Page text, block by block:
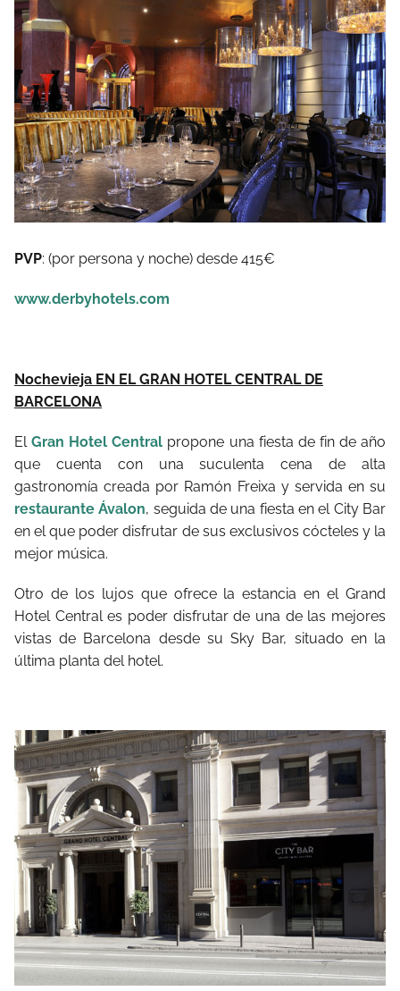
PVP: (por persona y noche) desde 415€
www.derbyhotels.com
Nochevieja EN EL GRAN HOTEL CENTRAL DE
BARCELONA
ElGran Hotel Central propone una fiesta de fin de año
que cuenta con una suculenta cena de alta
gastronomía creada por Ramón Freixa y servida en su
restaurante Ávalon, seguida de una fiesta en el City Bar
en el que poder disfrutar de sus exclusivos cócteles y la
mejor música.
Otro de los lujos que ofrece la estancia en el Grand
Hotel Central es poder disfrutar de una de las mejores
vistas de Barcelona desde su Sky Bar, situado en la
última planta del hotel.